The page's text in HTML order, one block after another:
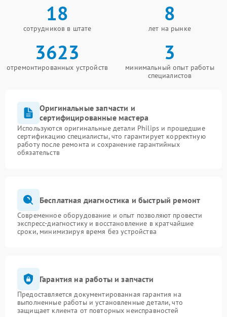
18
сотрудников в штате
8
лет на рынке
3623
отремонтированных устройств
3
минимальный опыт работы
специалистов
Оригинальные запчасти и
сертифицированные мастера
Используются оригинальные детали Philips и прошедшие
сертификацию специалисты, что гарантирует корректную
работу после ремонта и сохранение гарантийных
обязательств
Бесплатная диагностика и быстрый ремонт
Современное оборудование и опыт позволяют провести
экспресс-диагностику и восстановление в кратчайшие
сроки, минимизируя время без устройства
Гарантия на работы и запчасти
Предоставляется документированная гарантия на
выполненные работы и установленные детали, что
защищает клиента от повторных неисправностей